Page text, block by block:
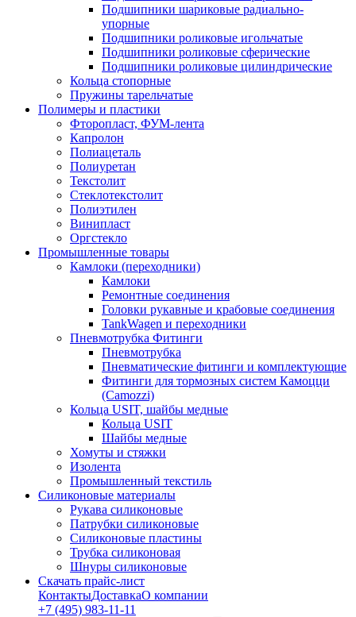
Подшипники шариковые радиально-
упорные
Подшипники роликовые игольчатые
Подшипники роликовые сферические
Подшипники роликовые цилиндрические
Кольца стопорные
Пружины тарельчатые
Полимеры и пластики
Фторопласт, ФУМ-лента
Капролон
Полиацеталь
Полиуретан
Текстолит
Стеклотекстолит
Полиэтилен
Винипласт
Оргстекло
Промышленные товары
Камлоки (переходники)
Камлоки
Ремонтные соединения
Головки рукавные и крабовые соединения
TankWagen и переходники
Пневмотрубка Фитинги
Пневмотрубка
Пневматические фитинги и комплектующие
Фитинги для тормозных систем Камоцци
(Camozzi)
Кольца USIT, шайбы медные
Кольца USIT
Шайбы медные
Хомуты и стяжки
Изолента
Промышленный текстиль
Силиконовые материалы
Рукава силиконовые
Патрубки силиконовые
Силиконовые пластины
Трубка силиконовая
Шнуры силиконовые
Скачать прайс-лист
КонтактыДоставкаО компании
+7 (495) 983-11-11